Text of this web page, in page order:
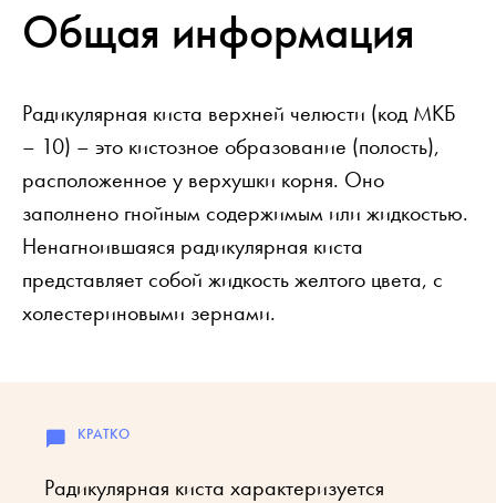
Общая информация
Радикулярная киста верхней челюсти (код МКБ
– 10) – это кистозное образование (полость),
расположенное у верхушки корня. Оно
заполнено гнойным содержимым или жидкостью.
Ненагноившаяся радикулярная киста
представляет собой жидкость желтого цвета, с
холестериновыми зернами.
Радикулярная киста характеризуется